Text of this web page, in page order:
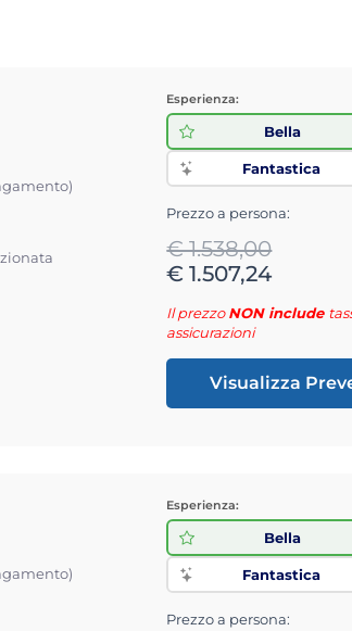
Esperienza:
Bella
Fantastica
Prezzo a persona:
€ 1.538,00
€ 1.507,24
Il prezzoNON include
assicurazioni
Visualizza
Esperienza:
Bella
Fantastica
Prezzo a persona: